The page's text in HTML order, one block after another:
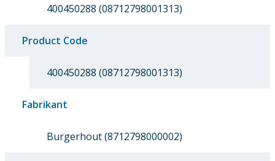
400450288 (08712798001313)
Product Code
400450288 (08712798001313)
Fabrikant
Burgerhout (8712798000002)